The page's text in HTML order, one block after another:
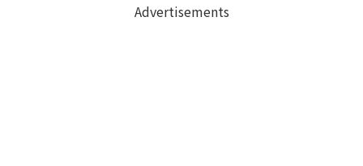
Advertisements